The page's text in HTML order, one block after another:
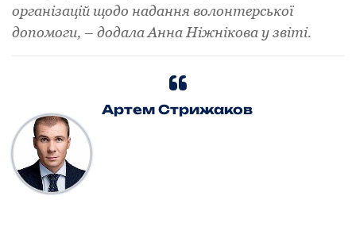
організацій щодо надання волонтерської
допомоги, – додала Анна Ніжнікова у звіті.
Артем Стрижаков